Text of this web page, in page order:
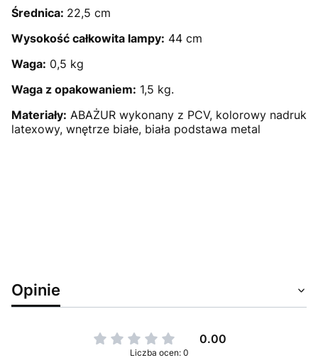
Średnica: 22,5 cm
Wysokość całkowita lampy: 44 cm
Waga: 0,5 kg
Waga z opakowaniem: 1,5 kg.
Materiały: ABAŻUR wykonany z PCV, kolorowy nadruk
latexowy, wnętrze białe, biała podstawa metal
Opinie
0.00
Liczba ocen: 0